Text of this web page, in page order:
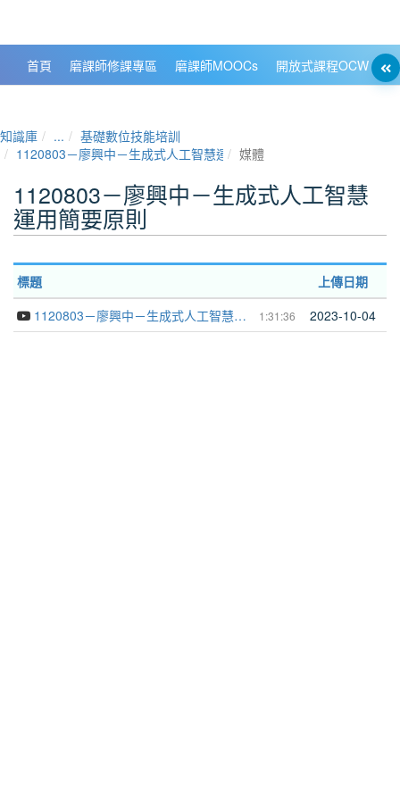
首頁 磨課師修課專區 磨課師MOOCs 開放式課程OCW
知識庫 ...
基礎數位技能培訓
1120803－廖興中－生成式人工智慧運用簡要原則
媒體
1120803－廖興中－生成式人工智慧
運用簡要原則
標題 上傳日期
1:31:36
1120803－廖興中－生成式人工智慧運用簡要原則 2023-10-04